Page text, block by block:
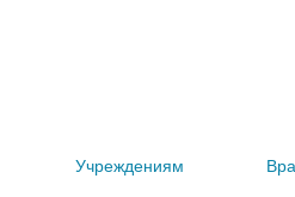
Учреждениям